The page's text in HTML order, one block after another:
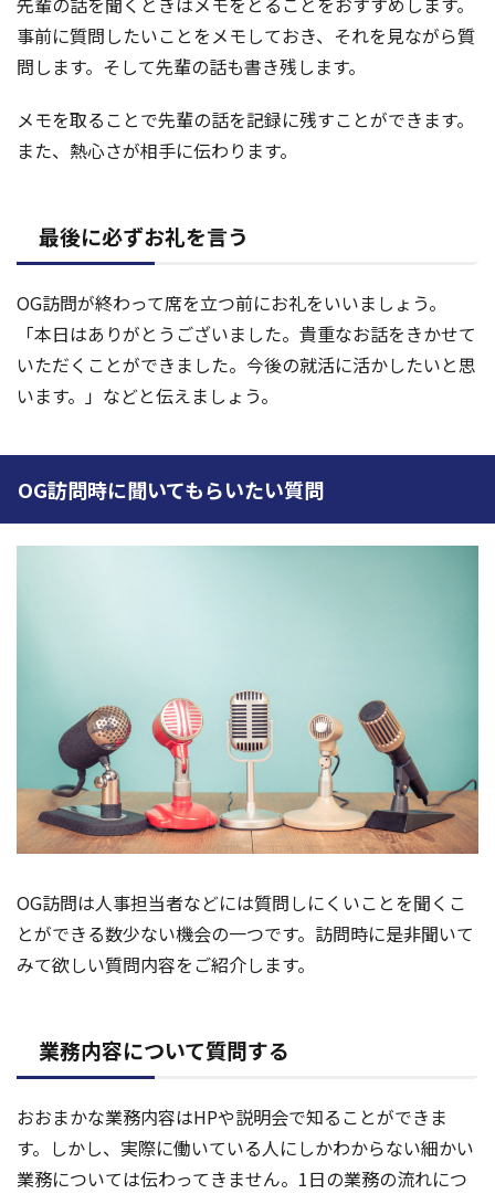
事前に質問したいことをメモしておき、それを見ながら質
問します。そして先輩の話も書き残します。
メモを取ることで先輩の話を記録に残すことができます。
また、熱心さが相手に伝わります。
最後に必ずお礼を言う
OG訪問が終わって席を立つ前にお礼をいいましょう。
「本日はありがとうございました。貴重なお話をきかせて
いただくことができました。今後の就活に活かしたいと思
います。」などと伝えましょう。
OG訪問時に聞いてもらいたい質問
OG訪問は人事担当者などには質問しにくいことを聞くこ
とができる数少ない機会の一つです。訪問時に是非聞いて
みて欲しい質問内容をご紹介します。
業務内容について質問する
おおまかな業務内容はHPや説明会で知ることができま
す。しかし、実際に働いている人にしかわからない細かい
業務については伝わってきません。1日の業務の流れにつ